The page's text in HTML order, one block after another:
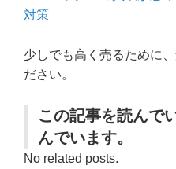
対策
少しでも高く売るために
ださい。
この記事を読んで
んでいます。
No related posts.